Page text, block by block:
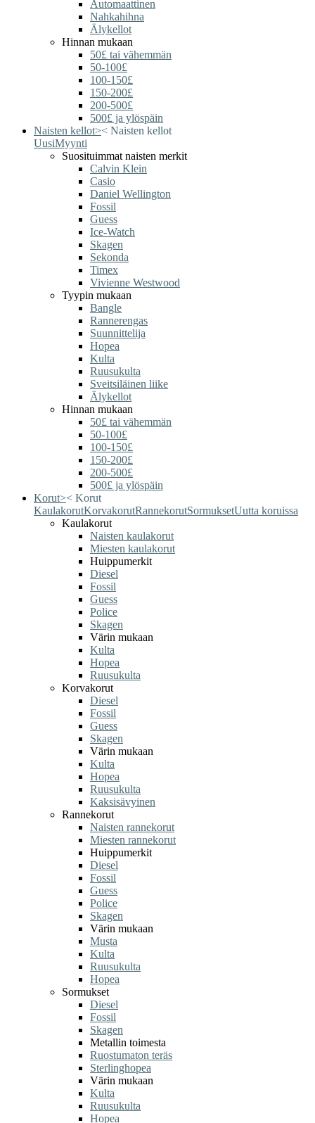
Automaattinen
Nahkahihna
Älykellot
Hinnan mukaan
50£ tai vähemmän
50-100£
100-150£
150-200£
200-500£
500£ ja ylöspäin
Naisten kellot>< Naisten kellot
UusiMyynti
Suosituimmat naisten merkit
Calvin Klein
Casio
Daniel Wellington
Fossil
Guess
Ice-Watch
Skagen
Sekonda
Timex
Vivienne Westwood
Tyypin mukaan
Bangle
Rannerengas
Suunnittelija
Hopea
Kulta
Ruusukulta
Sveitsiläinen liike
Älykellot
Hinnan mukaan
50£ tai vähemmän
50-100£
100-150£
150-200£
200-500£
500£ ja ylöspäin
Korut>< Korut
KaulakorutKorvakorutRannekorutSormuksetUutta koruissa
Kaulakorut
Naisten kaulakorut
Miesten kaulakorut
Huippumerkit
Diesel
Fossil
Guess
Police
Skagen
Värin mukaan
Kulta
Hopea
Ruusukulta
Korvakorut
Diesel
Fossil
Guess
Skagen
Värin mukaan
Kulta
Hopea
Ruusukulta
Kaksisävyinen
Rannekorut
Naisten rannekorut
Miesten rannekorut
Huippumerkit
Diesel
Fossil
Guess
Police
Skagen
Värin mukaan
Musta
Kulta
Ruusukulta
Hopea
Sormukset
Diesel
Fossil
Skagen
Metallin toimesta
Ruostumaton teräs
Sterlinghopea
Värin mukaan
Kulta
Ruusukulta
Hopea